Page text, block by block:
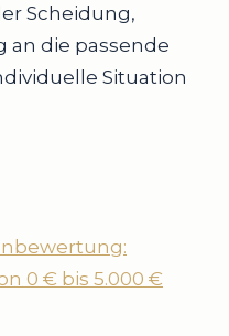
Scheidung,
an die passende
Situation
0 € bis 5.000 €